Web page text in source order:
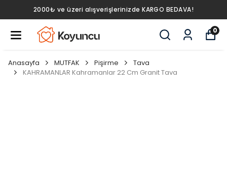
2000₺ ve üzeri alışverişlerinizde KARGO BEDAVA!
0
Anasayfa MUTFAK Pişirme
Tava
KAHRAMANLAR Kahramanlar 22 Cm Granit Tava